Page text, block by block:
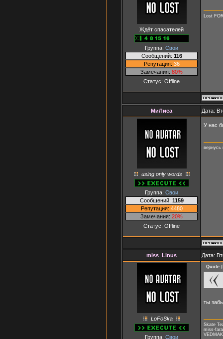
Ждёт спасателей
Группа: Свои
Сообщений: 116
Репутация: 36
Замечания: 80%
Статус: Offline
Lost
МиЛиса Дата:
using only words
Группа: Свои
Сообщений: 1159
Репутация: 4480
Замечания: 20%
Статус: Offline
У нас
вернусь
miss_Linus Дата:
LoFoSka
Группа: Свои
Quote (
ты
Skate
miss-